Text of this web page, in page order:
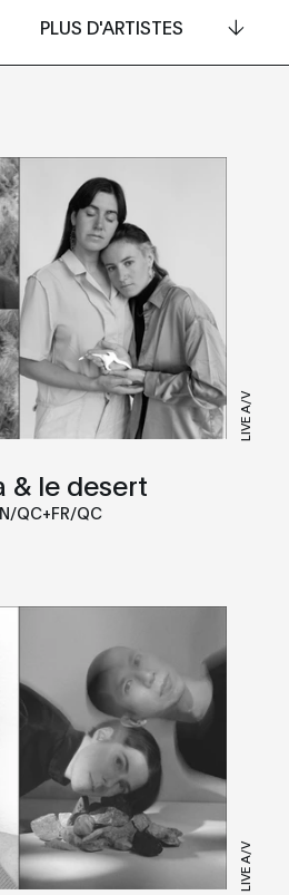
PLUS D'ARTISTES
LIVE A/V
& le desert
QC+FR/QC
LIVE A/V